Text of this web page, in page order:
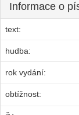
Informace o
text:
hudba:
rok vydání:
obtížnost: